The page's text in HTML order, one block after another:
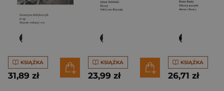
KSIĄŻKA
31,89 zł
KSIĄŻKA
23,99 zł
KSIĄŻKA
26,71 zł